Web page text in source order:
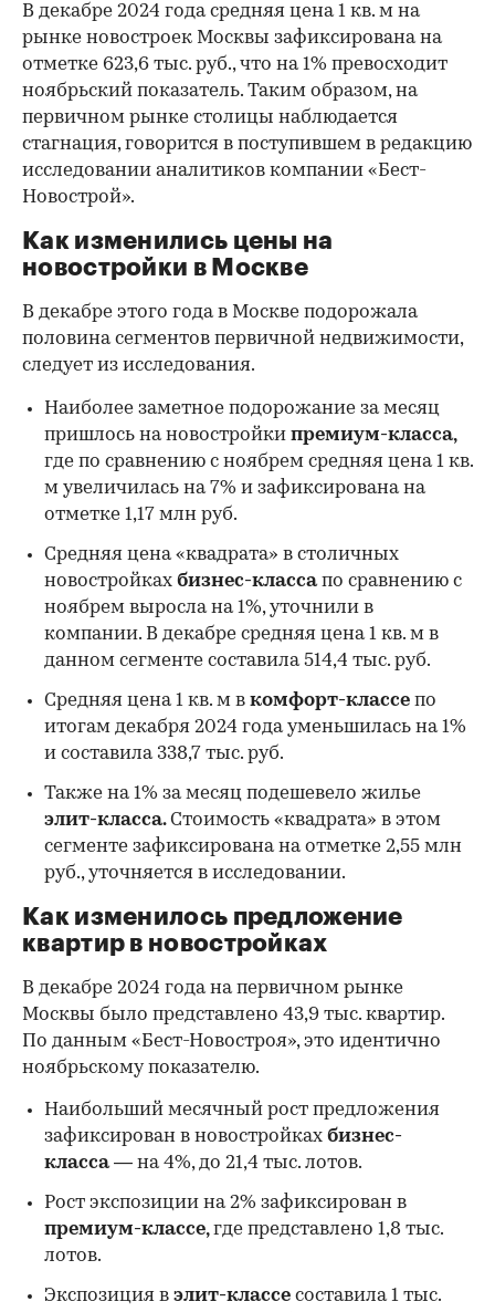
В декабре 2024 года средняя цена 1 кв. м на
рынке новостроек Москвы зафиксирована на
отметке 623,6 тыс. руб., что на 1% превосходит
ноябрьский показатель. Таким образом, на
первичном рынке столицы наблюдается
стагнация, говорится в поступившем в редакцию
исследовании аналитиков компании «Бест-
Новострой».
Как изменились цены на
новостройки в Москве
В декабре этого года в Москве подорожала
половина сегментов первичной недвижимости,
следует из исследования.
00:00 00:00
Наиболее заметное подорожание за месяц
пришлось на новостройки премиум-класса,
где по сравнению с ноябрем средняя цена 1 кв.
м увеличилась на 7% и зафиксирована на
отметке 1,17 млн руб.
Средняя цена «квадрата» в столичных
новостройках бизнес-классапо сравнению с
ноябрем выросла на 1%, уточнили в
компании. В декабре средняя цена 1 кв. м в
данном сегменте составила 514,4 тыс. руб.
Средняя цена 1 кв. м в комфорт-классе по
итогам декабря 2024 года уменьшилась на 1%
и составила 338,7 тыс. руб.
Также на 1% за месяц подешевело жилье
элит-класса.Стоимость «квадрата» в этом
сегменте зафиксирована на отметке 2,55 млн
руб., уточняется в исследовании.
Как изменилось предложение
квартир в новостройках
В декабре 2024 года на первичном рынке
Москвы было представлено 43,9 тыс. квартир.
По данным «Бест-Новостроя», это идентично
ноябрьскому показателю.
Наибольший месячный рост предложения
зафиксирован в новостройках бизнес-
класса— на 4%, до 21,4 тыс. лотов.
Рост экспозиции на 2% зафиксирован в
премиум-классе,где представлено 1,8 тыс.
лотов.
Экспозиция в элит-классе составила 1 тыс.